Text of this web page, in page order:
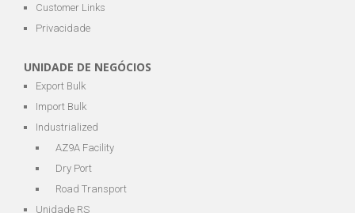
Customer Links
Privacidade
UNIDADE DE NEGÓCIOS
Export Bulk
Import Bulk
Industrialized
AZ9A Facility
Dry Port
Road Transport
Unidade RS